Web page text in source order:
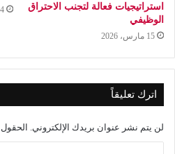
استراتيجيات فعالة لتجنب الاحتراق
الوظيفي
15 مارس، 2026
14
اترك تعليقاً
لن يتم نشر عنوان بريدك الإلكتروني. الحقول